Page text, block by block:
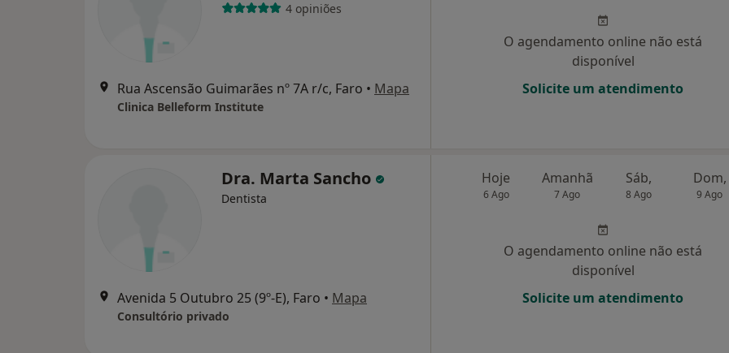
4 opiniões
Rua Ascensão Guimarães nº 7A r/c, Faro • Mapa
Clinica Belleform Institute
O agendamento online não está
disponível
Solicite um atendimento
Dra. Marta Sancho
Dentista
Avenida 5 Outubro 25 (9º-E), Faro • Mapa
Consultório privado
Hoje
6 Ago
Amanhã
7 Ago
Sáb,
8 Ago
Dom,
9 Ago
O agendamento online não está
disponível
Solicite um atendimento